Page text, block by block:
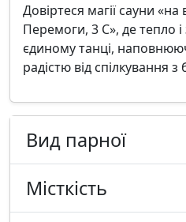
Довіртеся магії сауни
Перемоги, 3 С», де тепло
єдиному танці,
радістю від спілкування
Вид парної
Місткість